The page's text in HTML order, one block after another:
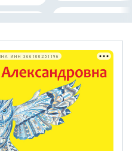
ИНН 366100251196